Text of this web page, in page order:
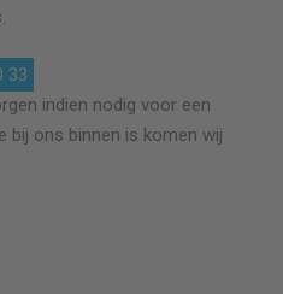
33
indien nodig voor een
bij ons binnen is komen wij